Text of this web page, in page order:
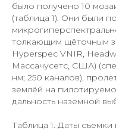
было получено 10
(таблица 1). Они были
толкающим щёточным
Hyperspec VNIR,
Массачусетс, США)
нм; 250 каналов),
землёй на
дальность наземной
Таблица 1. Даты